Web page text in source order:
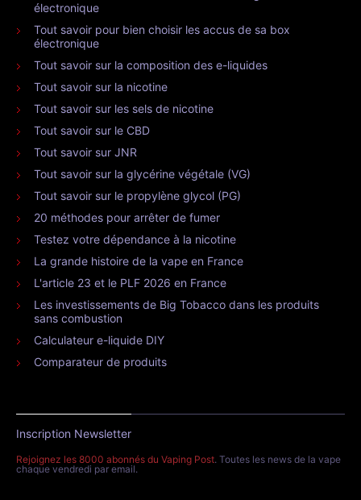
électronique
Tout savoir pour bien choisir les accus de sa box
électronique
Tout savoir sur la composition des e-liquides
Tout savoir sur la nicotine
Tout savoir sur les sels de nicotine
Tout savoir sur le CBD
Tout savoir sur JNR
Tout savoir sur la glycérine végétale (VG)
Tout savoir sur le propylène glycol (PG)
20 méthodes pour arrêter de fumer
Testez votre dépendance à la nicotine
La grande histoire de la vape en France
L'article 23 et le PLF 2026 en France
Les investissements de Big Tobacco dans les produits
sans combustion
Calculateur e-liquide DIY
Comparateur de produits
Inscription Newsletter
Rejoignez les 8000 abonnés du Vaping Post. Toutes les news de la vape
chaque vendredi par email.